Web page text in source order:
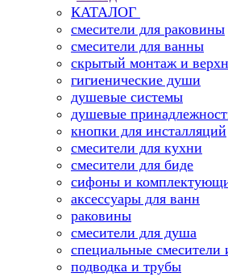
КАТАЛОГ
смесители для раковины
смесители для ванны
скрытый монтаж и
гигиенические души
душевые системы
душевые
кнопки для инсталляций
смесители для кухни
смесители для биде
сифоны и
аксессуары для ванн
раковины
смесители для душа
специальные смесители
подводка и трубы